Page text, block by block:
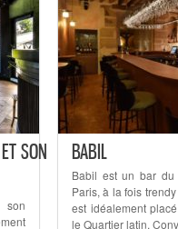
SON
son
BABIL
Babil est un bar du
Paris, à la fois
est idéalement
le Quartier latin.